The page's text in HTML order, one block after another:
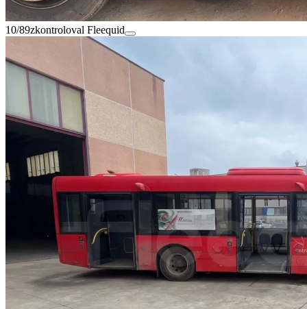
10/89zkontroloval Fleequid